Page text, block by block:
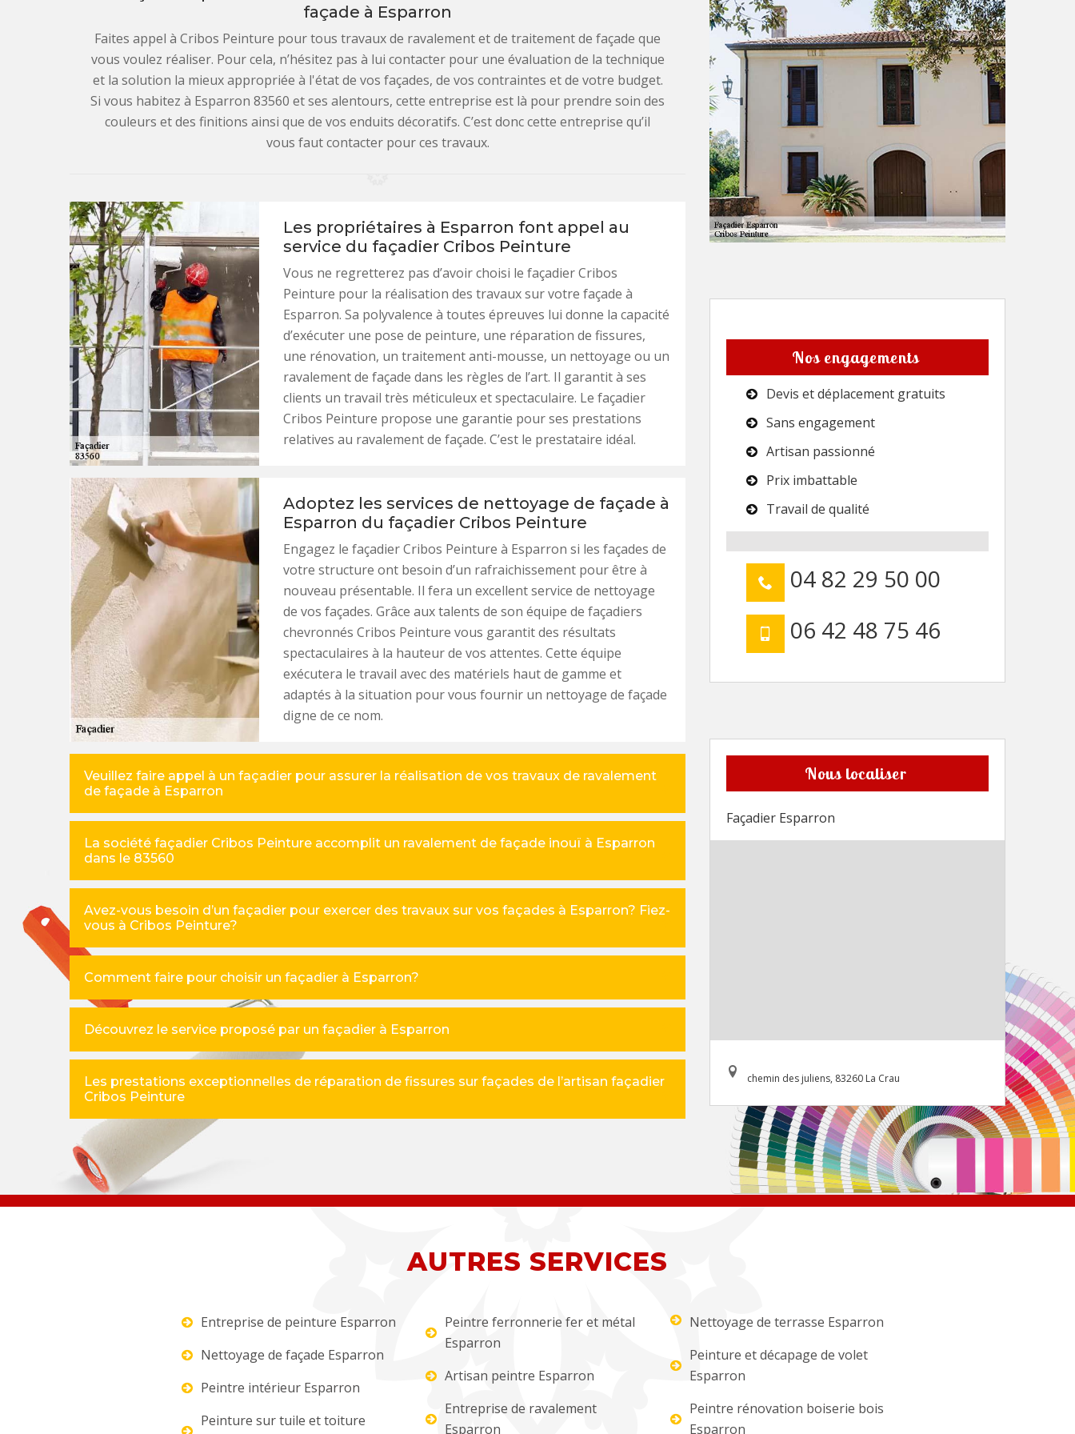
façade à Esparron
Faites appel à Cribos Peinture pour tous travaux de ravalement et de traitement de façade que
vous voulez réaliser. Pour cela, n’hésitez pas à lui contacter pour une évaluation de la technique
et la solution la mieux appropriée à l'état de vos façades, de vos contraintes et de votre budget.
Si vous habitez à Esparron 83560 et ses alentours, cette entreprise est là pour prendre soin des
couleurs et des finitions ainsi que de vos enduits décoratifs. C’est donc cette entreprise qu’il
vous faut contacter pour ces travaux.
Les propriétaires à Esparron font appel au
service du façadier Cribos Peinture
Vous ne regretterez pas d’avoir choisi le façadier Cribos
Peinture pour la réalisation des travaux sur votre façade à
Esparron. Sa polyvalence à toutes épreuves lui donne la capacité
d’exécuter une pose de peinture, une réparation de fissures,
une rénovation, un traitement anti-mousse, un nettoyage ou un
ravalement de façade dans les règles de l’art. Il garantit à ses
clients un travail très méticuleux et spectaculaire. Le façadier
Cribos Peinture propose une garantie pour ses prestations
relatives au ravalement de façade. C’est le prestataire idéal.
Adoptez les services de nettoyage de façade à
Esparron du façadier Cribos Peinture
Engagez le façadier Cribos Peinture à Esparron si les façades de
votre structure ont besoin d’un rafraichissement pour être à
nouveau présentable. Il fera un excellent service de nettoyage
de vos façades. Grâce aux talents de son équipe de façadiers
chevronnés Cribos Peinture vous garantit des résultats
spectaculaires à la hauteur de vos attentes. Cette équipe
exécutera le travail avec des matériels haut de gamme et
adaptés à la situation pour vous fournir un nettoyage de façade
digne de ce nom.
Veuillez faire appel à un façadier pour assurer la réalisation de vos travaux de ravalement
de façade à Esparron
La société façadier Cribos Peinture accomplit un ravalement de façade inouï à Esparron
dans le 83560
Avez-vous besoin d’un façadier pour exercer des travaux sur vos façades à Esparron? Fiez-
vous à Cribos Peinture?
Comment faire pour choisir un façadier à Esparron?
Découvrez le service proposé par un façadier à Esparron
Les prestations exceptionnelles de réparation de fissures sur façades de l’artisan façadier
Cribos Peinture
Nos engagements
Devis et déplacement gratuits
Sans engagement
Artisan passionné
Prix imbattable
Travail de qualité
04 82 29 50 00
06 42 48 75 46
Nous localiser
Façadier Esparron
chemin des juliens, 83260 La Crau
AUTRES SERVICES
Entreprise de peinture Esparron
Nettoyage de façade Esparron
Peintre intérieur Esparron
Peinture sur tuile et toiture
Peintre ferronnerie fer et métal
Esparron
Artisan peintre Esparron
Entreprise de ravalement
Esparron
Nettoyage de terrasse Esparron
Peinture et décapage de volet
Esparron
Peintre rénovation boiserie bois
Esparron